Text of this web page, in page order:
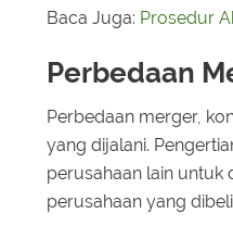
Baca Juga: Prosedur
Perbedaan
Perbedaan merger,
yang dijalani.
perusahaan lain untuk
perusahaan yang